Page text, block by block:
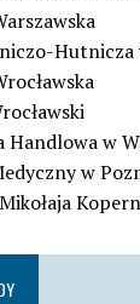
Hutnicza
Handlowa w
w